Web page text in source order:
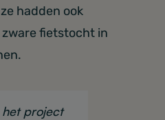
hadden ook
fietstocht in
het project